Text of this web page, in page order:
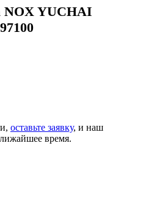
NOX YUCHAI
оставьте заявку, и наш
время.